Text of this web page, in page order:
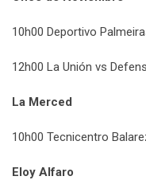
10h00 Deportivo
12h00 La Unión vs
La Merced
10h00 Tecnicentro
Eloy Alfaro